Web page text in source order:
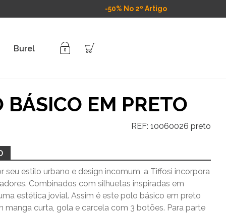
-50% No 2º Artigo
Burel
BÁSICO EM PRETO
REF: 10060026 preto
seu estilo urbano e design incomum, a Tiffosi incorpora
Combinados com silhuetas inspiradas em
estética jovial. Assim é este polo básico em preto
manga curta, gola e carcela com 3 botões. Para parte